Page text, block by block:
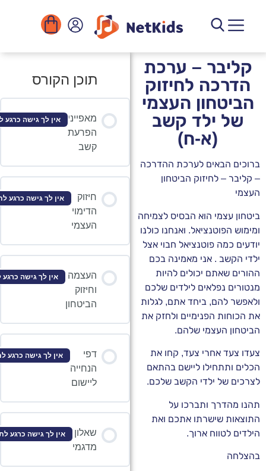
תוכן הקורס
מאפייני
הפרעת
אין לך גישה כרגע לתוכן זה
חיזוק
הדימוי
אין לך גישה כרגע לתוכן זה
העצמה
וחיזוק
אין לך גישה כרגע לתוכן זה
דפי
הנחייה
אין לך גישה כרגע לתוכן זה
שאלון
מדגמי
אין לך גישה כרגע לתוכן זה
– ערכת
לחיזוק
העצמי
ילד קשב
(א-ח)
הבאים לערכת ההדרכה
– לחיזוק הביטחון
עצמי הוא הבסיס לצמיחה
ואנחנו כולנו
פוטנציאל חבוי אצל
. אני מאמינה בכם
שאתם יכולים להיות
נפלאים לילדים שלכם
להם, ביחד אתם, לגלות
הפנימיים ולחזק את
העצמי שלהם.
אחרי צעד, קחו את
ליישם בהתאם
של ילדי הקשב שלכם.
ותברכו על
שישרתו אתכם ואת
ארוך.